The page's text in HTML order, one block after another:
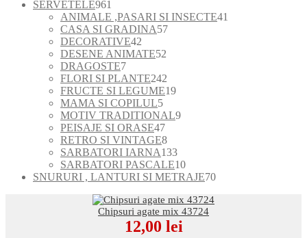
produse
SERVETELE961
de
produse
ANIMALE ,PASARI SI INSECTE41
CASA SI GRADINA5757
DECORATIVE42
de
DESENE ANIMATE52
produse
DRAGOSTE77
produse
FLORI SI PLANTE242
de
FRUCTE SI LEGUME1919
MAMA SI COPILUL55
produse
MOTIV TRADITIONAL99
PEISAJE SI ORASE4747
de
produse
RETRO SI VINTAGE88
produse
SARBATORI IARNA133133
de
produse
SARBATORI PASCALE1010
produse
SNURURI , LANTURI SI METRAJE7070
Chipsuri agate mix 43724
12,00 lei